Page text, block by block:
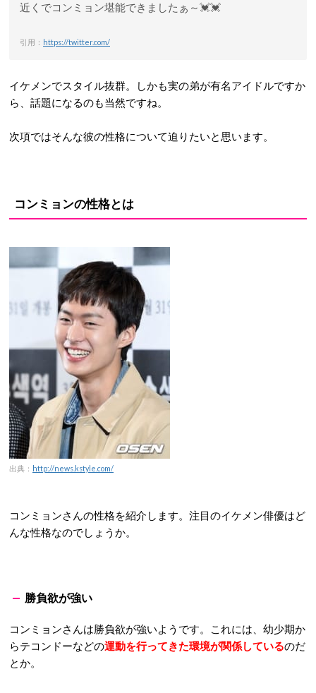
近くでコンミョン堪能できましたぁ～💓💓
引用： https://twitter.com/
イケメンでスタイル抜群。しかも実の弟が有名アイドルですか
ら、話題になるのも当然ですね。
次項ではそんな彼の性格について迫りたいと思います。
コンミョンの性格とは
出典： http://news.kstyle.com/
コンミョンさんの性格を紹介します。注目のイケメン俳優はど
んな性格なのでしょうか。
勝負欲が強い
コンミョンさんは勝負欲が強いようです。これには、幼少期か
らテコンドーなどの運動を行ってきた環境が関係しているのだ
とか。